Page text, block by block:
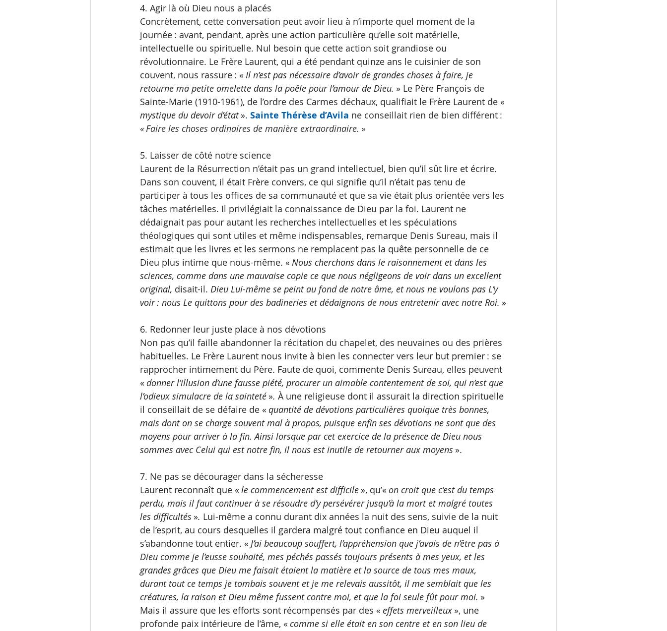
4. Agir là où Dieu nous a placés
Concrètement, cette conversation peut avoir lieu à n’importe quel moment de la
journée : avant, pendant, après une action particulière qu’elle soit matérielle,
intellectuelle ou spirituelle. Nul besoin que cette action soit grandiose ou
révolutionnaire. Le Frère Laurent, qui a été pendant quinze ans le cuisinier de son
couvent, nous rassure : « Il n’est pas nécessaire d’avoir de grandes choses à faire, je
retourne ma petite omelette dans la poêle pour l’amour de Dieu. » Le Père François de
Sainte-Marie (1910-1961), de l’ordre des Carmes déchaux, qualifiait le Frère Laurent de «
mystique du devoir d’état ». Sainte Thérèse d’Avila ne conseillait rien de bien différent :
« Faire les choses ordinaires de manière extraordinaire. »
5. Laisser de côté notre science
Laurent de la Résurrection n’était pas un grand intellectuel, bien qu’il sût lire et écrire.
Dans son couvent, il était Frère convers, ce qui signifie qu’il n’était pas tenu de
participer à tous les offices de sa communauté et que sa vie était plus orientée vers les
tâches matérielles. Il privilégiait la connaissance de Dieu par la foi. Laurent ne
dédaignait pas pour autant les recherches intellectuelles et les spéculations
théologiques qui sont utiles et même indispensables, remarque Denis Sureau, mais il
estimait que les livres et les sermons ne remplacent pas la quête personnelle de ce
Dieu plus intime que nous-même. « Nous cherchons dans le raisonnement et dans les
sciences, comme dans une mauvaise copie ce que nous négligeons de voir dans un excellent
original, disait-il. Dieu Lui-même se peint au fond de notre âme, et nous ne voulons pas L’y
voir : nous Le quittons pour des badineries et dédaignons de nous entretenir avec notre Roi. »
6. Redonner leur juste place à nos dévotions
Non pas qu’il faille abandonner la récitation du chapelet, des neuvaines ou des prières
habituelles. Le Frère Laurent nous invite à bien les connecter vers leur but premier : se
rapprocher intimement du Père. Faute de quoi, commente Denis Sureau, elles peuvent
« donner l’illusion d’une fausse piété, procurer un aimable contentement de soi, qui n’est que
l’odieux simulacre de la sainteté ». À une religieuse dont il assurait la direction spirituelle
il conseillait de se défaire de « quantité de dévotions particulières quoique très bonnes,
mais dont on se charge souvent mal à propos, puisque enfin ses dévotions ne sont que des
moyens pour arriver à la fin. Ainsi lorsque par cet exercice de la présence de Dieu nous
sommes avec Celui qui est notre fin, il nous est inutile de retourner aux moyens ».
7. Ne pas se décourager dans la sécheresse
Laurent reconnaît que « le commencement est difficile », qu’« on croit que c’est du temps
perdu, mais il faut continuer à se résoudre d’y persévérer jusqu’à la mort et malgré toutes
les difficultés ». Lui-même a connu durant dix années la nuit des sens, suivie de la nuit
de l’esprit, au cours desquelles il gardera malgré tout confiance en Dieu auquel il
s’abandonne tout entier. « J’ai beaucoup souffert, l’appréhension que j’avais de n’être pas à
Dieu comme je l’eusse souhaité, mes péchés passés toujours présents à mes yeux, et les
grandes grâces que Dieu me faisait étaient la matière et la source de tous mes maux,
durant tout ce temps je tombais souvent et je me relevais aussitôt, il me semblait que les
créatures, la raison et Dieu même fussent contre moi, et que la foi seule fût pour moi. »
Mais il assure que les efforts sont récompensés par des « effets merveilleux », une
profonde paix intérieure de l’âme, « comme si elle était en son centre et en son lieu de